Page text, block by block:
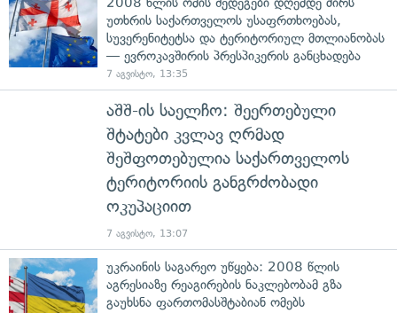
უთხრის საქართველოს უსაფრთხოებას,
სუვერენიტეტსა და ტერიტორიულ მთლიანობას
— ევროკავშირის პრესპიკერის განცხადება
7 აგვისტო, 13:35
აშშ-ის საელჩო: შეერთებული
შტატები კვლავ ღრმად
შეშფოთებულია საქართველოს
ტერიტორიის განგრძობადი
ოკუპაციით
7 აგვისტო, 13:07
უკრაინის საგარეო უწყება: 2008 წლის
აგრესიაზე რეაგირების ნაკლებობამ გზა
გაუხსნა ფართომასშტაბიან ომებს